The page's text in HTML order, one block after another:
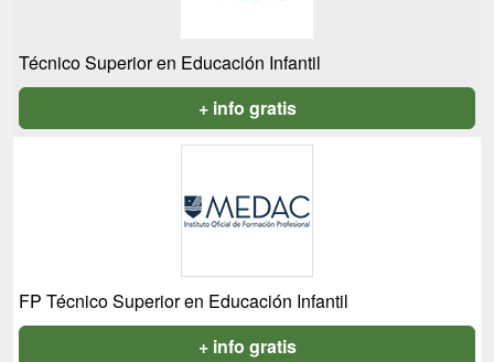
Técnico Superior en Educación Infantil
+ info gratis
FP Técnico Superior en Educación Infantil
+ info gratis